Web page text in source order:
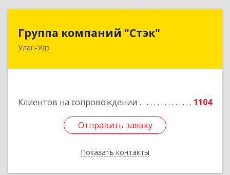
Группа компаний "Стэк"
Улан-Удэ
Клиентов на сопровождении 1104
Отправить заявку
Показать контакты
Группа компаний "Стэк"
670000, Бурятия Респ, Улан-Удэ г, Советская ул.,
Отправить заявку
Назад